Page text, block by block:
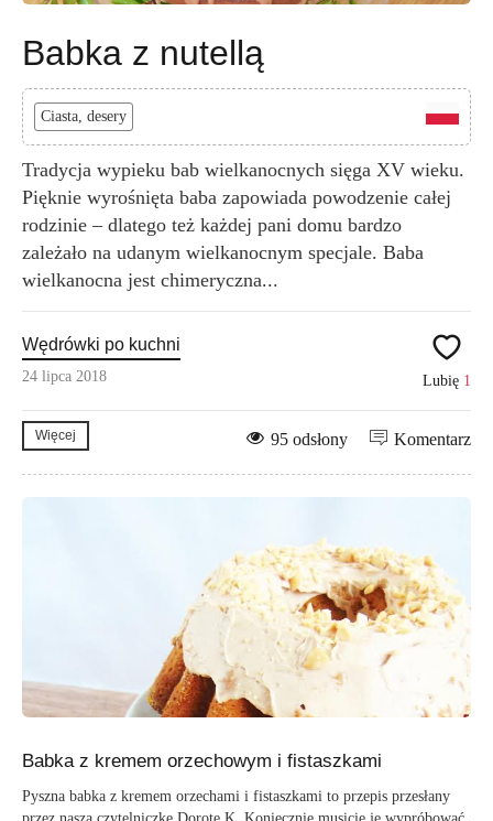
Babka z nutellą
Ciasta, desery
Tradycja wypieku bab wielkanocnych sięga XV wieku.
Pięknie wyrośnięta baba zapowiada powodzenie całej
rodzinie – dlatego też każdej pani domu bardzo
zależało na udanym wielkanocnym specjale. Baba
wielkanocna jest chimeryczna...
Wędrówki po kuchni
24 lipca 2018 Lubię 1
Więcej Komentarz
95 odsłony
Babka z kremem orzechowym i fistaszkami
Pyszna babka z kremem orzechami i fistaszkami to przepis przesłany